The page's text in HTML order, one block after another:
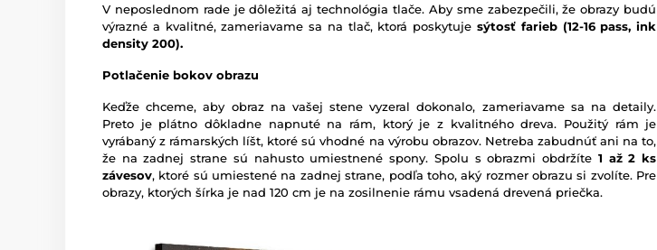
V neposlednom rade je dôležitá aj technológia tlače. Aby sme zabezpečili, že obrazy budú
výrazné a kvalitné, zameriavame sa na tlač, ktorá poskytujesýtosť farieb (12-16 pass, ink
density 200).
Potlačenie bokov obrazu
Keďže chceme, aby obraz na vašej stene vyzeral dokonalo, zameriavame sa na detaily.
Preto je plátno dôkladne napnuté na rám, ktorý je z kvalitného dreva. Použitý rám je
vyrábaný z rámarských líšt, ktoré sú vhodné na výrobu obrazov. Netreba zabudnúť ani na to,
že na zadnej strane sú nahusto umiestnené spony. Spolu s obrazmi obdržíte 1 až 2 ks
závesov, ktoré sú umiestené na zadnej strane, podľa toho, aký rozmer obrazu si zvolíte. Pre
obrazy, ktorých šírka je nad 120 cm je na zosilnenie rámu vsadená drevená priečka.